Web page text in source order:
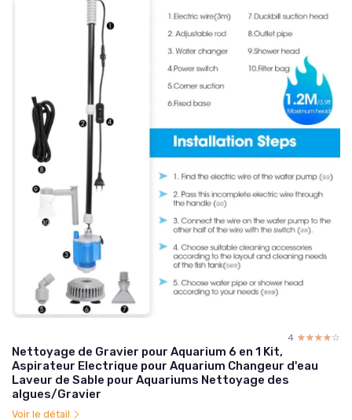
4 ☆☆☆☆☆
★★★★★
Nettoyage de Gravier pour Aquarium 6 en 1 Kit,
Aspirateur Electrique pour Aquarium Changeur d'eau
Laveur de Sable pour Aquariums Nettoyage des
algues/Gravier
Voir le détail